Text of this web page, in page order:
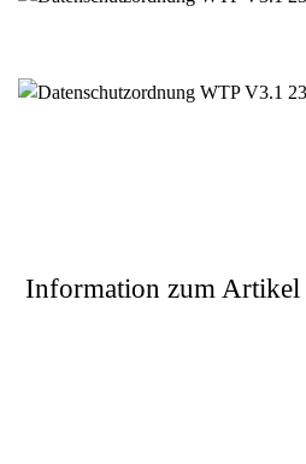
Information zum Artikel